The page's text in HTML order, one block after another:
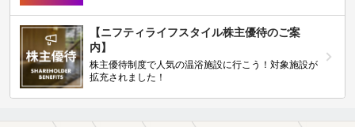
【ニフティライフスタイル株主優待のご案
内】
株主優待制度で人気の温浴施設に行こう！対象施設が
拡充されました！